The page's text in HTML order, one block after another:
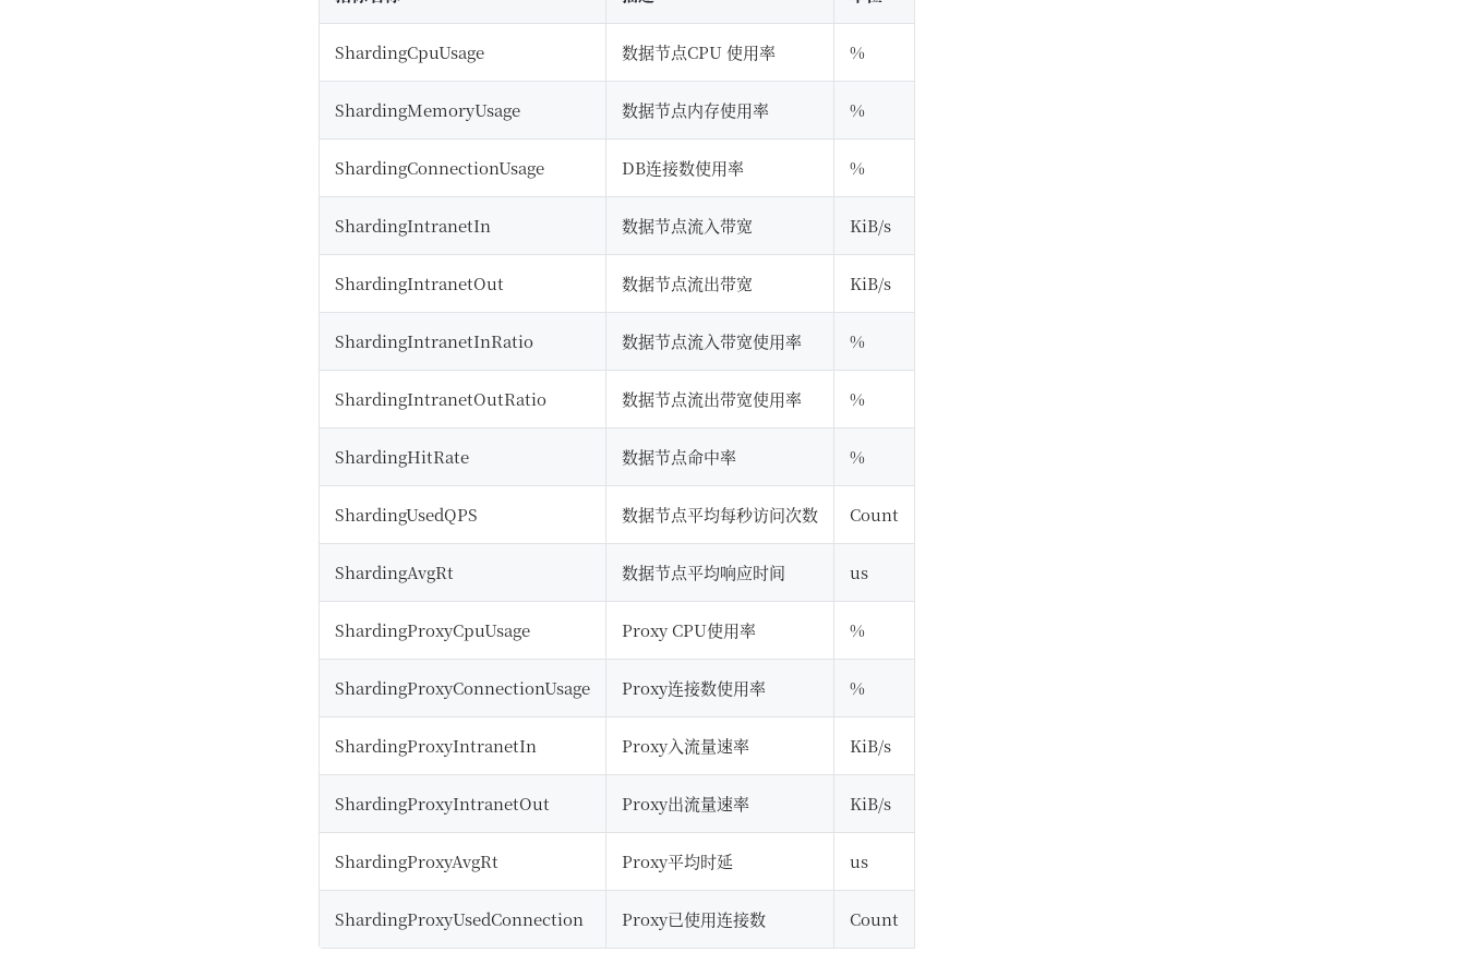
ShardingCpuUsage 数据节点CPU 使用率 %
ShardingMemoryUsage 数据节点内存使用率 %
ShardingConnectionUsage DB连接数使用率 %
ShardingIntranetIn 数据节点流入带宽 KiB/s
ShardingIntranetOut 数据节点流出带宽 KiB/s
ShardingIntranetInRatio 数据节点流入带宽使用率 %
ShardingIntranetOutRatio 数据节点流出带宽使用率 %
ShardingHitRate 数据节点命中率 %
ShardingUsedQPS 数据节点平均每秒访问次数 Count
ShardingAvgRt 数据节点平均响应时间 us
ShardingProxyCpuUsage Proxy CPU使用率 %
ShardingProxyConnectionUsage Proxy连接数使用率 %
ShardingProxyIntranetIn Proxy入流量速率 KiB/s
ShardingProxyIntranetOut Proxy出流量速率 KiB/s
ShardingProxyAvgRt Proxy平均时延 us
ShardingProxyUsedConnection Proxy已使用连接数 Count